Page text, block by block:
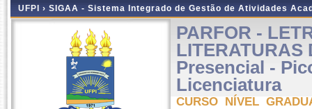
UFPI › SIGAA - Sistema Integrado de Gestão de Atividades
PARFOR -
LITERATURAS
Presencial -
Licenciatura
CURSO NÍVEL